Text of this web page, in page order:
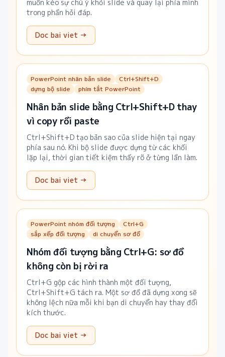
muốn kéo sự chú ý khỏi slide và quay lại phía mình
trong phần hỏi đáp.
Doc bai viet →
PowerPoint nhân bản slide
Ctrl+Shift+D
dựng bộ slide
phím tắt PowerPoint
Nhân bản slide bằng Ctrl+Shift+D thay
vì copy rồi paste
Ctrl+Shift+D tạo bản sao của slide hiện tại ngay
phía sau nó. Khi bộ slide được dựng từ các khối
lặp lại, thời gian tiết kiệm thấy rõ ở từng lần làm.
Doc bai viet →
PowerPoint nhóm đối tượng
Ctrl+G
sắp xếp đối tượng
di chuyển sơ đồ
Nhóm đối tượng bằng Ctrl+G: sơ đồ
không còn bị rời ra
Ctrl+G gộp các hình thành một đối tượng,
Ctrl+Shift+G tách ra. Một sơ đồ đã dựng xong sẽ
không lệch nữa mỗi khi bạn di chuyển hay thay đổi
kích thước.
Doc bai viet →